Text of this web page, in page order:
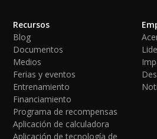
Recursos
Blog
Documentos
Medios
Ferias y eventos
Entrenamiento
Financiamiento
Programa de recompensas
Aplicación de calculadora
Aplicación de tecnología de